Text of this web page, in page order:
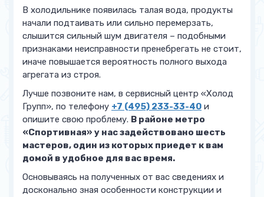
В холодильнике появилась талая вода, продукты
начали подтаивать или сильно перемерзать,
слышится сильный шум двигателя – подобными
признаками неисправности пренебрегать не стоит,
иначе повышается вероятность полного выхода
агрегата из строя.
Лучше позвоните нам, в сервисный центр «Холод
Групп», по телефону +7 (495) 233-33-40 и
опишите свою проблему. В районе метро
«Спортивная» у нас задействовано шесть
мастеров, один из которых приедет к вам
домой в удобное для вас время.
Основываясь на полученных от вас сведениях и
досконально зная особенности конструкции и